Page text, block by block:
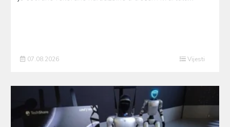
07.08.2026 Vijesti